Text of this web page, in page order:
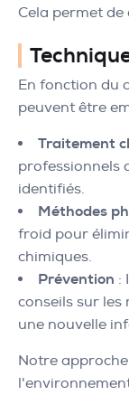
Cela permet
En fonction du
peuvent être
Traitement
professionnels
identifiés.
Méthodes
froid pour
chimiques.
Prévention :
conseils sur
une nouvelle
Notre